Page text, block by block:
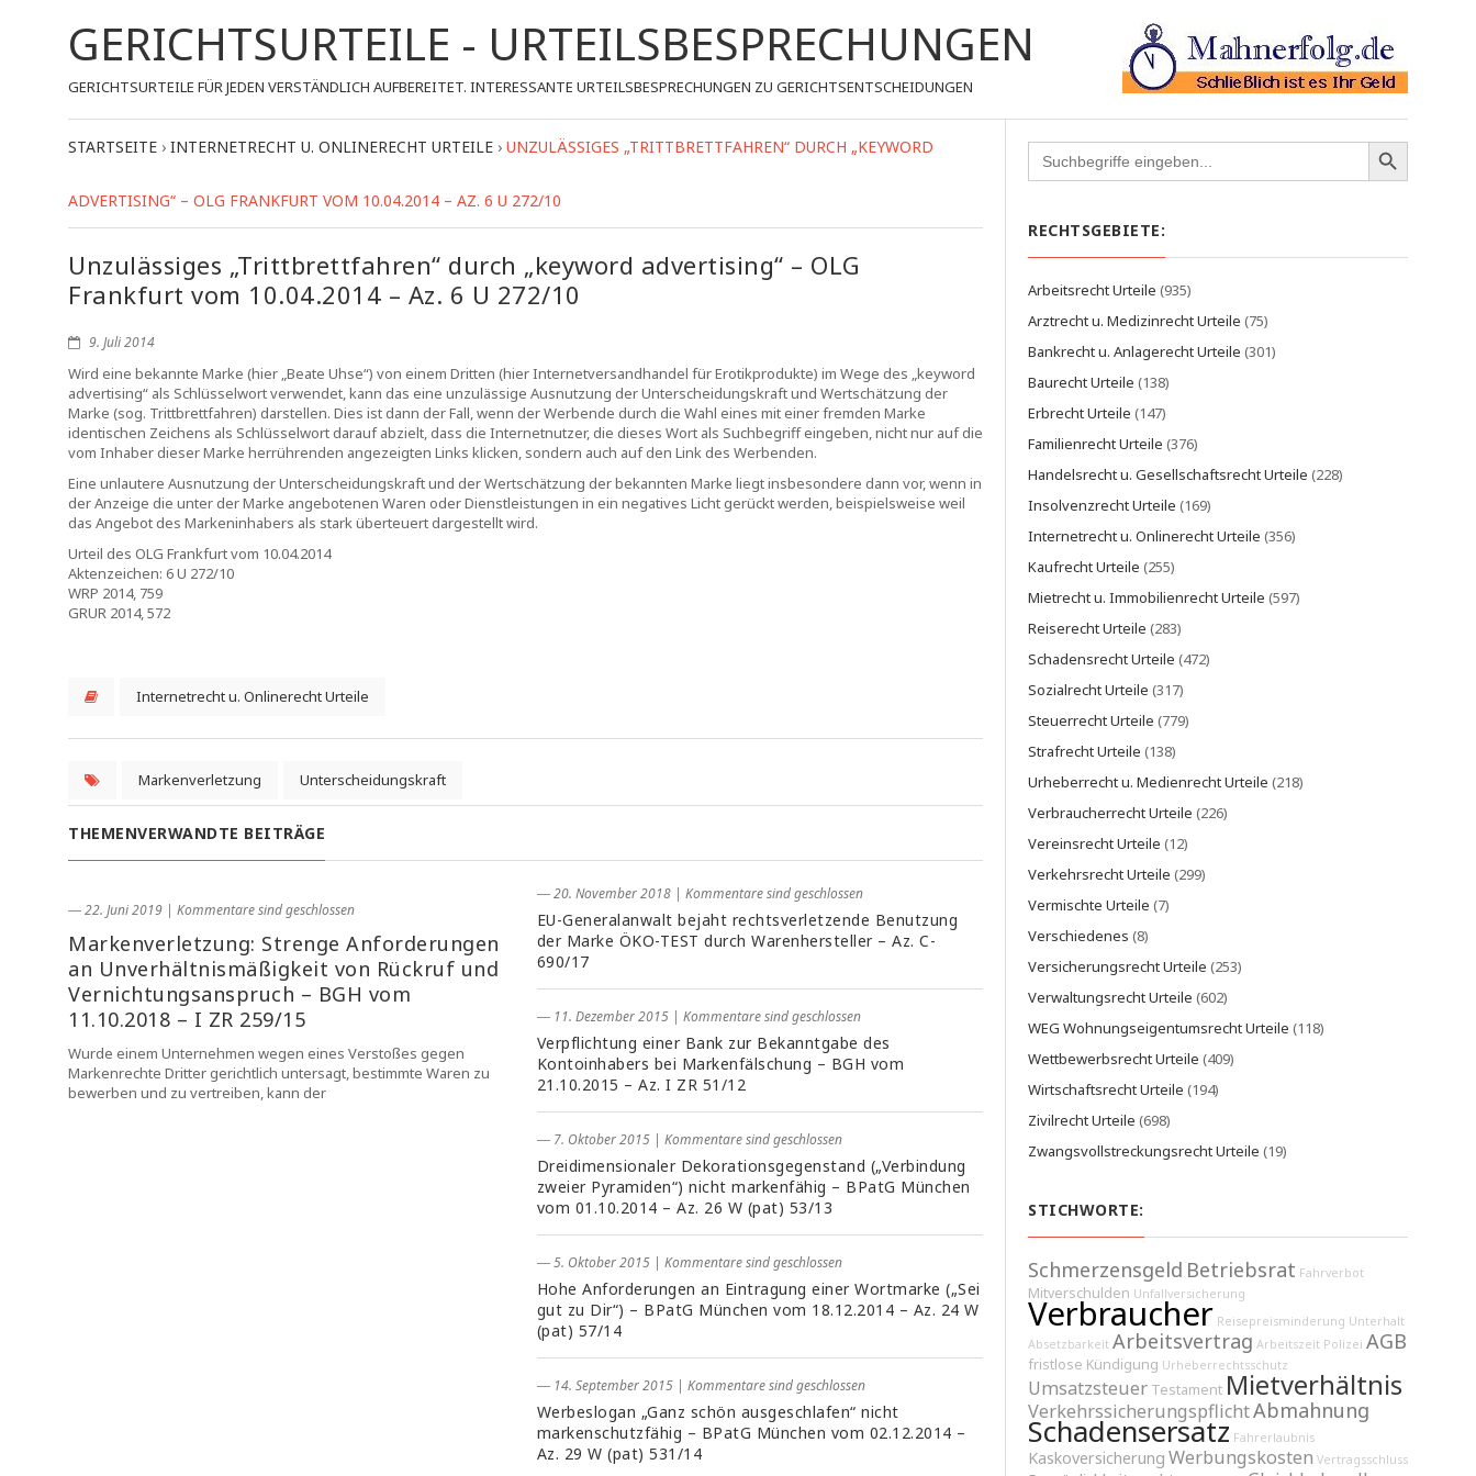
GERICHTSURTEILE - URTEILSBESPRECHUNGEN
GERICHTSURTEILE FÜR JEDEN VERSTÄNDLICH AUFBEREITET. INTERESSANTE URTEILSBESPRECHUNGEN ZU GERICHTSENTSCHEIDUNGEN
STARTSEITE › INTERNETRECHT U. ONLINERECHT URTEILE › UNZULÄSSIGES „TRITTBRETTFAHREN“ DURCH „KEYWORD
ADVERTISING“ – OLG FRANKFURT VOM 10.04.2014 – AZ. 6 U 272/10
Unzulässiges „Trittbrettfahren“ durch „keyword advertising“ – OLG
Frankfurt vom 10.04.2014 – Az. 6 U 272/10
9. Juli 2014
Wird eine bekannte Marke (hier „Beate Uhse“) von einem Dritten (hier Internetversandhandel für Erotikprodukte) im Wege des „keyword
advertising“ als Schlüsselwort verwendet, kann das eine unzulässige Ausnutzung der Unterscheidungskraft und Wertschätzung der
Marke (sog. Trittbrettfahren) darstellen. Dies ist dann der Fall, wenn der Werbende durch die Wahl eines mit einer fremden Marke
identischen Zeichens als Schlüsselwort darauf abzielt, dass die Internetnutzer, die dieses Wort als Suchbegriff eingeben, nicht nur auf die
vom Inhaber dieser Marke herrührenden angezeigten Links klicken, sondern auch auf den Link des Werbenden.
Eine unlautere Ausnutzung der Unterscheidungskraft und der Wertschätzung der bekannten Marke liegt insbesondere dann vor, wenn in
der Anzeige die unter der Marke angebotenen Waren oder Dienstleistungen in ein negatives Licht gerückt werden, beispielsweise weil
das Angebot des Markeninhabers als stark überteuert dargestellt wird.
Urteil des OLG Frankfurt vom 10.04.2014
Aktenzeichen: 6 U 272/10
WRP 2014, 759
GRUR 2014, 572
Internetrecht u. Onlinerecht Urteile
Markenverletzung Unterscheidungskraft
THEMENVERWANDTE BEITRÄGE
― 22. Juni 2019 | Kommentare sind geschlossen
Markenverletzung: Strenge Anforderungen
an Unverhältnismäßigkeit von Rückruf und
Vernichtungsanspruch – BGH vom
11.10.2018 – I ZR 259/15
Wurde einem Unternehmen wegen eines Verstoßes gegen
Markenrechte Dritter gerichtlich untersagt, bestimmte Waren zu
bewerben und zu vertreiben, kann der
― 20. November 2018 | Kommentare sind geschlossen
EU-Generalanwalt bejaht rechtsverletzende Benutzung
der Marke ÖKO-TEST durch Warenhersteller – Az. C-
690/17
― 11. Dezember 2015 | Kommentare sind geschlossen
Verpflichtung einer Bank zur Bekanntgabe des
Kontoinhabers bei Markenfälschung – BGH vom
21.10.2015 – Az. I ZR 51/12
― 7. Oktober 2015 | Kommentare sind geschlossen
Dreidimensionaler Dekorationsgegenstand („Verbindung
zweier Pyramiden“) nicht markenfähig – BPatG München
vom 01.10.2014 – Az. 26 W (pat) 53/13
― 5. Oktober 2015 | Kommentare sind geschlossen
Hohe Anforderungen an Eintragung einer Wortmarke („Sei
gut zu Dir“) – BPatG München vom 18.12.2014 – Az. 24 W
(pat) 57/14
― 14. September 2015 | Kommentare sind geschlossen
Werbeslogan „Ganz schön ausgeschlafen“ nicht
markenschutzfähig – BPatG München vom 02.12.2014 –
Az. 29 W (pat) 531/14
Search
for:
RECHTSGEBIETE:
Arbeitsrecht Urteile (935)
Arztrecht u. Medizinrecht Urteile (75)
Bankrecht u. Anlagerecht Urteile (301)
Baurecht Urteile (138)
Erbrecht Urteile (147)
Familienrecht Urteile (376)
Handelsrecht u. Gesellschaftsrecht Urteile (228)
Insolvenzrecht Urteile (169)
Internetrecht u. Onlinerecht Urteile (356)
Kaufrecht Urteile (255)
Mietrecht u. Immobilienrecht Urteile (597)
Reiserecht Urteile (283)
Schadensrecht Urteile (472)
Sozialrecht Urteile (317)
Steuerrecht Urteile (779)
Strafrecht Urteile (138)
Urheberrecht u. Medienrecht Urteile (218)
Verbraucherrecht Urteile (226)
Vereinsrecht Urteile (12)
Verkehrsrecht Urteile (299)
Vermischte Urteile (7)
Verschiedenes (8)
Versicherungsrecht Urteile (253)
Verwaltungsrecht Urteile (602)
WEG Wohnungseigentumsrecht Urteile (118)
Wettbewerbsrecht Urteile (409)
Wirtschaftsrecht Urteile (194)
Zivilrecht Urteile (698)
Zwangsvollstreckungsrecht Urteile (19)
STICHWORTE:
Schmerzensgeld Betriebsrat Fahrverbot
Mitverschulden Unfallversicherung
Verbraucher Reisepreisminderung Unterhalt
Absetzbarkeit Arbeitsvertrag Arbeitszeit Polizei AGB
fristlose Kündigung Urheberrechtsschutz
Umsatzsteuer Testament Mietverhältnis
VerkehrssicherungspflichtAbmahnung
Schadensersatz Fahrerlaubnis
Kaskoversicherung Werbungskosten Vertragsschluss